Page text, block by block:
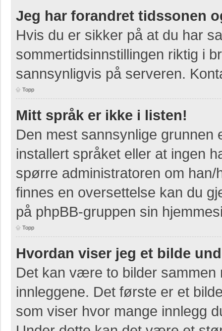
Jeg har forandret tidssonen
Hvis du er sikker på at du har
sommertidsinnstillingen riktig i
sannsynligvis på serveren.
Topp
Mitt språk er ikke i listen!
Den mest sannsynlige grunnen
installert språket eller at ingen
spørre administratoren om
finnes en oversettelse kan du
på phpBB-gruppen sin
Topp
Hvordan viser jeg et bilde
Det kan være to bilder
innleggene. Det første er et
som viser hvor mange innlegg